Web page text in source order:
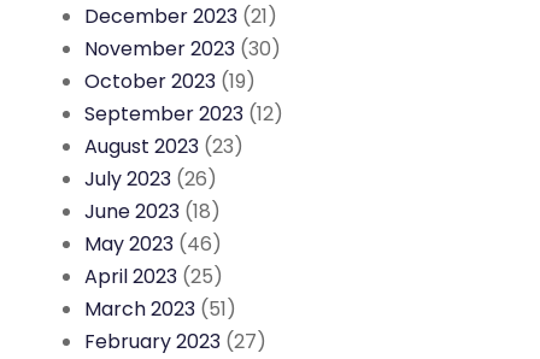
December 2023 (21)
November 2023 (30)
October 2023 (19)
September 2023 (12)
August 2023 (23)
July 2023 (26)
June 2023 (18)
May 2023 (46)
April 2023 (25)
March 2023 (51)
February 2023 (27)